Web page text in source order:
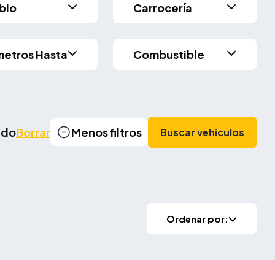
Carrocería
Hasta Combustible
Borrar Menos filtros Buscar vehiculos
Ordenar por: